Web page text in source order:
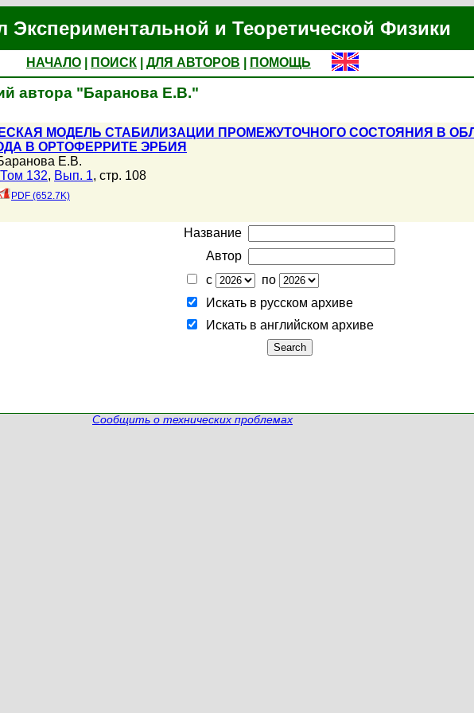
Экспериментальной и Теоретической Физики
НАЧАЛО ПОИСК ДЛЯ АВТОРОВ
ПОМОЩЬ
автора "Баранова Е.В."
МОДЕЛЬ СТАБИЛИЗАЦИИ ПРОМЕЖУТОЧНОГО СОСТОЯНИЯ В
В ОРТОФЕРРИТЕ ЭРБИЯ
Е.В.
Том 132, Вып. 1, стр. 108
PDF (652.7K)
Название
Автор
с
по
Искать в русском архиве
Искать в английском архиве
Сообщить о технических проблемах